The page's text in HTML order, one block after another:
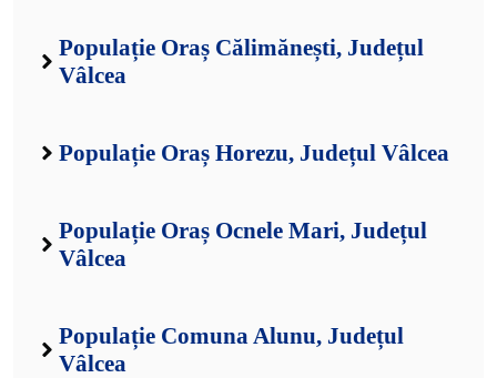
Populație Oraș Călimănești, Județul
Vâlcea
Populație Oraș Horezu, Județul Vâlcea
Populație Oraș Ocnele Mari, Județul
Vâlcea
Populație Comuna Alunu, Județul
Vâlcea